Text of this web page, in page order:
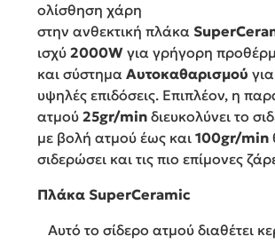
ολίσθηση χάρη
στην ανθεκτική πλάκα
ισχύ 2000W για γρήγορη
και σύστημα Aυτοκαθαρισμού
υψηλές επιδόσεις. Επιπλέον, η
ατμού 25gr/min διευκολύνει το
με βολή ατμού έως και 100gr/min
σιδερώσει και τις πιο επίμονες
Πλάκα SuperCeramic
Αυτό το σίδερο ατμού διαθέτει